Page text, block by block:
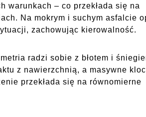
warunkach – co przekłada się na
Na mokrym i suchym asfalcie
zachowując kierowalność.
radzi sobie z błotem i
z nawierzchnią, a masywne
przekłada się na równomierne